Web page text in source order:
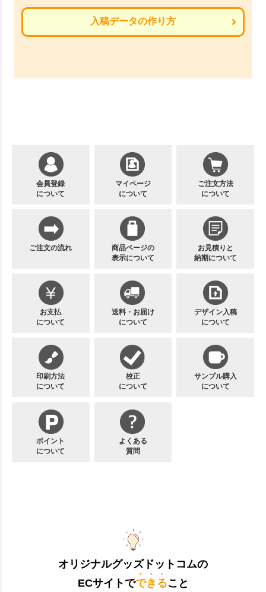
入稿データの作り方
会員登録
について
マイページ
について
ご注文方法
について
ご注文の流れ
商品ページの
表示について
お見積りと
納期について
お支払
について
送料・お届け
について
デザイン入稿
について
印刷方法
について
校正
について
サンプル購入
について
ポイント
について
よくある
質問
オリジナルグッズドットコムの
ECサイトでできること